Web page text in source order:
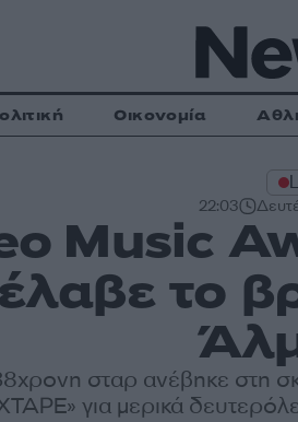
Οικονομία
22:03
Music
το
σταρ ανέβηκε στη
για μερικά